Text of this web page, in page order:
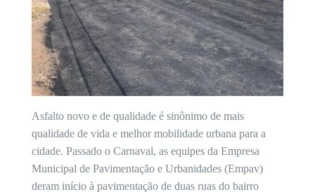
Asfalto novo e de qualidade é sinônimo de mais
qualidade de vida e melhor mobilidade urbana para a
cidade. Passado o Carnaval, as equipes da Empresa
Municipal de Pavimentação e Urbanidades (Empav)
deram início à pavimentação de duas ruas do bairro